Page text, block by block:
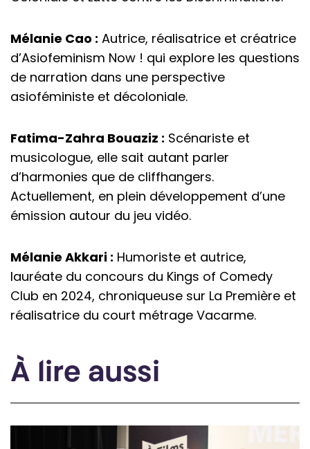
Mélanie Cao : Autrice, réalisatrice et créatrice
d’Asiofeminism Now ! qui explore les questions
de narration dans une perspective
asioféministe et décoloniale.
Fatima-Zahra Bouaziz : Scénariste et
musicologue, elle sait autant parler
d’harmonies que de cliffhangers.
Actuellement, en plein développement d’une
émission autour du jeu vidéo.
Mélanie Akkari : Humoriste et autrice,
lauréate du concours du Kings of Comedy
Club en 2024, chroniqueuse sur La Première et
réalisatrice du court métrage Vacarme.
À lire aussi